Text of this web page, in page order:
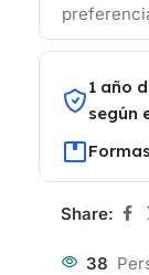
1 año
según
Share:
38